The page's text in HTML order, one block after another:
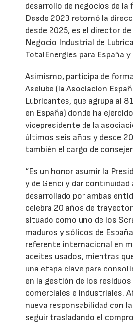
desarrollo de negocios de la
Desde 2023 retomó la
desde 2025, es el director de
Negocio Industrial de
TotalEnergies para España
Asimismo, participa de
Aselube (la Asociación
Lubricantes, que agrupa al
en España) donde ha
vicepresidente de la
últimos seis años y desde
también el cargo de
“Es un honor asumir la
y de Genci y dar continuidad
desarrollado por ambas
celebra 20 años de
situado como uno de los
maduros y sólidos de
referente internacional en
aceites usados, mientras
una etapa clave para
en la gestión de los residuos
comerciales e industriales.
nueva responsabilidad con
seguir trasladando el